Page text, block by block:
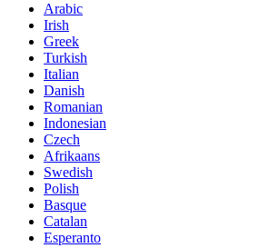
Arabic
Irish
Greek
Turkish
Italian
Danish
Romanian
Indonesian
Czech
Afrikaans
Swedish
Polish
Basque
Catalan
Esperanto